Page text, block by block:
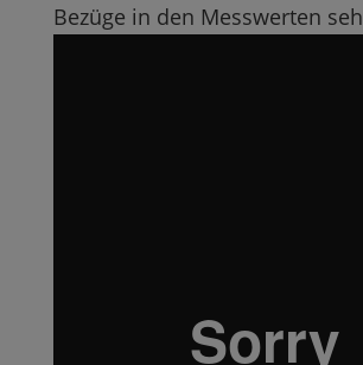
Bezüge in den Messwerten